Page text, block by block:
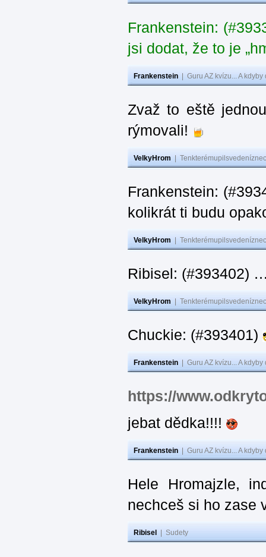
Frankenstein:
jsi dodat, že to je
Frankenstein Guru AZ kvízu... A
Zvaž to eště
rýmovali!
VelkyHrom
Frankenstein:
kolikrát ti budu
VelkyHrom
Ribisel: (#393402)
VelkyHrom
Chuckie: (#393401)
Frankenstein Guru AZ kvízu... A
https://
jebat dědka!!!!
Frankenstein Guru AZ kvízu... A
Hele Hromajzle,
nechceš si ho zase
Ribisel Sudety